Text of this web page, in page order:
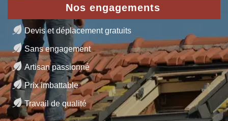
Nos engagements
Devis et déplacement gratuits
Sans engagement
Artisan passionné
Prix imbattable
Travail de qualité